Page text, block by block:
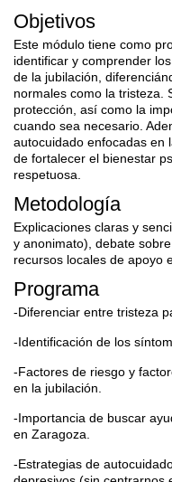
Objetivos
Este módulo tiene como
identificar y comprender
de la jubilación,
normales como la tristeza.
protección, así como la
cuando sea necesario.
autocuidado enfocadas en
de fortalecer el bienestar
respetuosa.
Metodología
Explicaciones claras y
y anonimato), debate
recursos locales de apoyo
Programa
-Diferenciar entre tristeza
-Identificación de los
-Factores de riesgo y
en la jubilación.
-Importancia de buscar
en Zaragoza.
-Estrategias de